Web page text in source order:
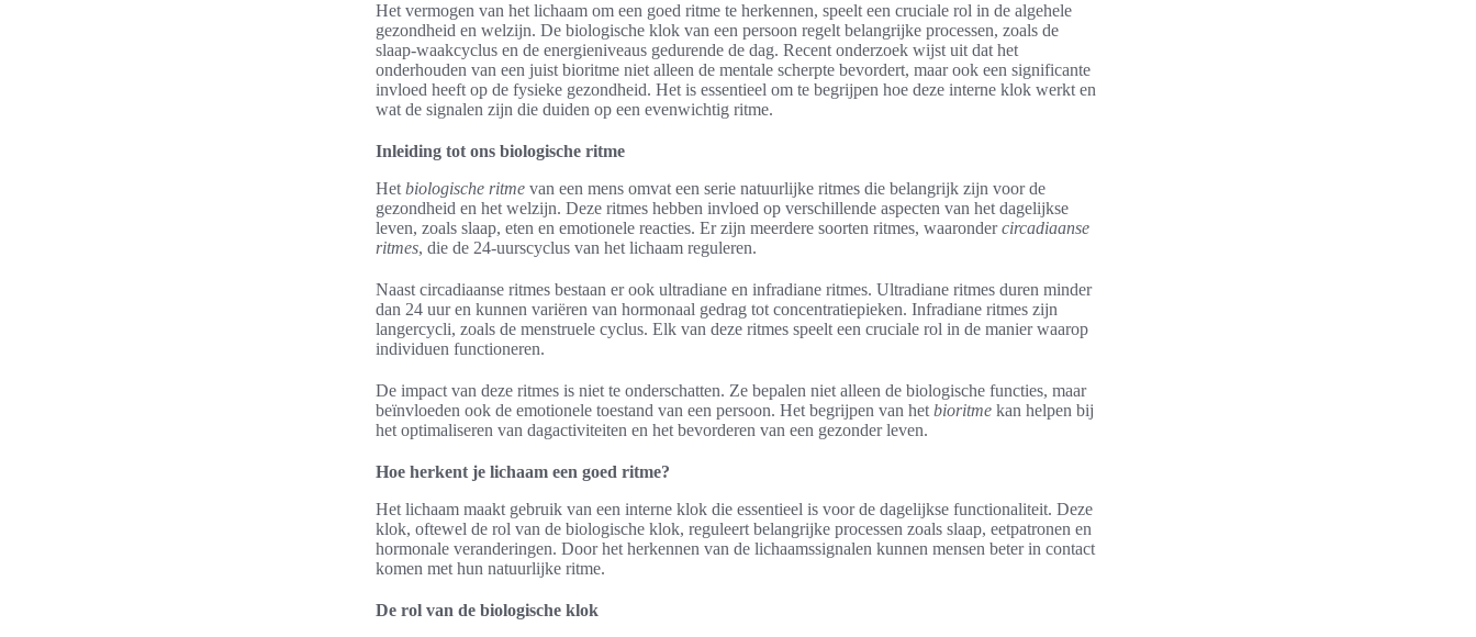
Het vermogen van het lichaam om een goed ritme te herkennen, speelt een cruciale rol in de algehele
gezondheid en welzijn. De biologische klok van een persoon regelt belangrijke processen, zoals de
slaap-waakcyclus en de energieniveaus gedurende de dag. Recent onderzoek wijst uit dat het
onderhouden van een juist bioritme niet alleen de mentale scherpte bevordert, maar ook een significante
invloed heeft op de fysieke gezondheid. Het is essentieel om te begrijpen hoe deze interne klok werkt en
wat de signalen zijn die duiden op een evenwichtig ritme.
Inleiding tot ons biologische ritme
Het biologische ritme van een mens omvat een serie natuurlijke ritmes die belangrijk zijn voor de
gezondheid en het welzijn. Deze ritmes hebben invloed op verschillende aspecten van het dagelijkse
leven, zoals slaap, eten en emotionele reacties. Er zijn meerdere soorten ritmes, waarondercircadiaanse
ritmes, die de 24-uurscyclus van het lichaam reguleren.
Naast circadiaanse ritmes bestaan er ook ultradiane en infradiane ritmes. Ultradiane ritmes duren minder
dan 24 uur en kunnen variëren van hormonaal gedrag tot concentratiepieken. Infradiane ritmes zijn
langercycli, zoals de menstruele cyclus. Elk van deze ritmes speelt een cruciale rol in de manier waarop
individuen functioneren.
De impact van deze ritmes is niet te onderschatten. Ze bepalen niet alleen de biologische functies, maar
beïnvloeden ook de emotionele toestand van een persoon. Het begrijpen van het bioritme kan helpen bij
het optimaliseren van dagactiviteiten en het bevorderen van een gezonder leven.
Hoe herkent je lichaam een goed ritme?
Het lichaam maakt gebruik van een interne klok die essentieel is voor de dagelijkse functionaliteit. Deze
klok, oftewel de rol van de biologische klok, reguleert belangrijke processen zoals slaap, eetpatronen en
hormonale veranderingen. Door het herkennen van de lichaamssignalen kunnen mensen beter in contact
komen met hun natuurlijke ritme.
De rol van de biologische klok